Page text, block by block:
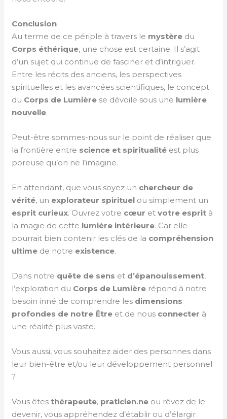
Conclusion
Au terme de ce périple à travers le mystère du
Corps éthérique, une chose est certaine. Il s’agit
d’un sujet qui continue de fasciner et d’intriguer.
Entre les récits des anciens, les perspectives
spirituelles et les avancées scientifiques, le concept
du Corps de Lumière se dévoile sous une lumière
nouvelle.
Peut-être sommes-nous sur le point de réaliser que
la frontière entre science et spiritualité est plus
poreuse qu’on ne l’imagine.
En attendant, que vous soyez un chercheur de
vérité, un explorateur spirituel ou simplement un
esprit curieux. Ouvrez votre cœur etvotre esprit à
la magie de cette lumière intérieure. Car elle
pourrait bien contenir les clés de la compréhension
ultime de notre existence.
Dans notre quête de sens et d’épanouissement,
l’exploration du Corps de Lumière répond à notre
besoin inné de comprendre les dimensions
profondes de notre Être et de nous connecter à
une réalité plus vaste.
Vous aussi, vous souhaitez aider des personnes dans
leur bien-être et/ou leur développement personnel
?
Vous êtesthérapeute, praticien.ne ou rêvez de le
devenir, vous appréhendez d’établir ou d’élargir